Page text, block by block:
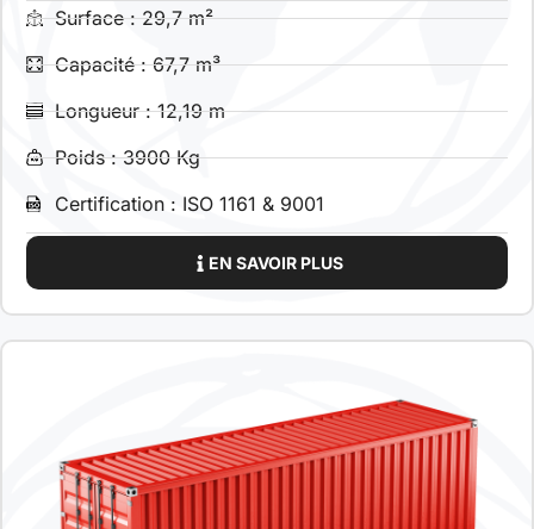
Surface : 29,7 m²
Capacité : 67,7 m³
Longueur : 12,19 m
Poids : 3900 Kg
Certification : ISO 1161 & 9001
EN SAVOIR PLUS